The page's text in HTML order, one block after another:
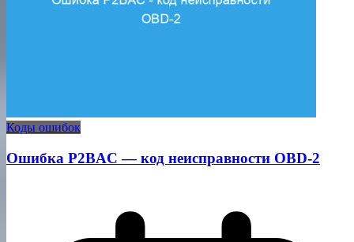
Коды ошибок
Ошибка P2BAC — код неисправности OBD-2